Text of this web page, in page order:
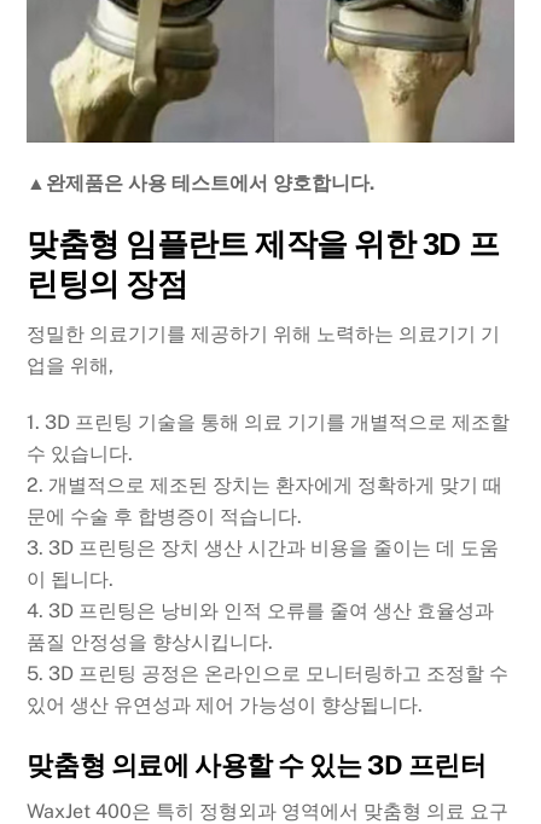
▲완제품은 사용 테스트에서 양호합니다.
맞춤형 임플란트 제작을 위한 3D 프
린팅의 장점
정밀한 의료기기를 제공하기 위해 노력하는 의료기기 기
업을 위해,
1. 3D 프린팅 기술을 통해 의료 기기를 개별적으로 제조할
수 있습니다.
2. 개별적으로 제조된 장치는 환자에게 정확하게 맞기 때
문에 수술 후 합병증이 적습니다.
3. 3D 프린팅은 장치 생산 시간과 비용을 줄이는 데 도움
이 됩니다.
4. 3D 프린팅은 낭비와 인적 오류를 줄여 생산 효율성과
품질 안정성을 향상시킵니다.
5. 3D 프린팅 공정은 온라인으로 모니터링하고 조정할 수
있어 생산 유연성과 제어 가능성이 향상됩니다.
맞춤형 의료에 사용할 수 있는 3D 프린터
WaxJet 400은 특히 정형외과 영역에서 맞춤형 의료 요구